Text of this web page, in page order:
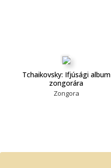
Tchaikovsky: Ifjúsági album
zongorára
Zongora